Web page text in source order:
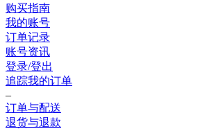
购买指南
我的账号
订单记录
账号资讯
登录/登出
追踪我的订单
–
订单与配送
退货与退款